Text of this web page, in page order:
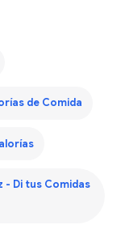
de Comida
Di tus Comidas